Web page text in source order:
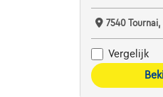
7540 Tournai,
Vergelijk